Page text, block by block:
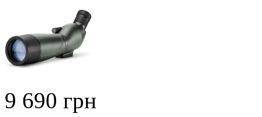
9 690 грн